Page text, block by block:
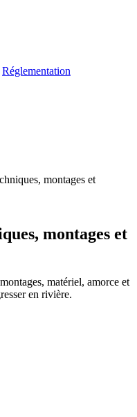
Réglementation
montages et
montages et
matériel, amorce et
en rivière.